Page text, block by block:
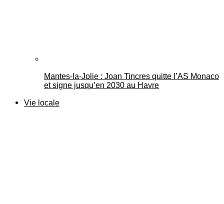
Mantes-la-Jolie : Joan Tincres quitte l’AS Monaco
et signe jusqu’en 2030 au Havre
Vie locale